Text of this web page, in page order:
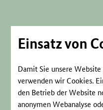
Einsatz von
Damit Sie unsere
verwenden wir Cookies.
den Betrieb der Website
anonymen Webanalyse